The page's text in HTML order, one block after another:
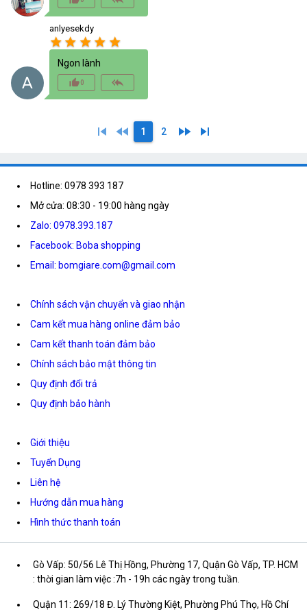
A
anlyesekdy
star star star star star
Ngon lành
thumb_up_alt0 reply_all
skip_previous fast_rewind 1 2 fast_forward skip_next
Hotline: 0978 393 187
Mở cửa: 08:30 - 19:00 hàng ngày
Zalo: 0978.393.187
Facebook: Boba shopping
Email: bomgiare.com@gmail.com
Chính sách vận chuyển và giao nhận
Cam kết mua hàng online đảm bảo
Cam kết thanh toán đảm bảo
Chính sách bảo mật thông tin
Quy định đổi trả
Quy định bảo hành
Giới thiệu
Tuyển Dụng
Liên hệ
Hướng dẫn mua hàng
Hình thức thanh toán
Gò Vấp: 50/56 Lê Thị Hồng, Phường 17, Quận Gò Vấp, TP. HCM
: thời gian làm việc :7h - 19h các ngày trong tuần.
Quận 11: 269/18 Đ. Lý Thường Kiệt, Phường Phú Thọ, Hồ Chí